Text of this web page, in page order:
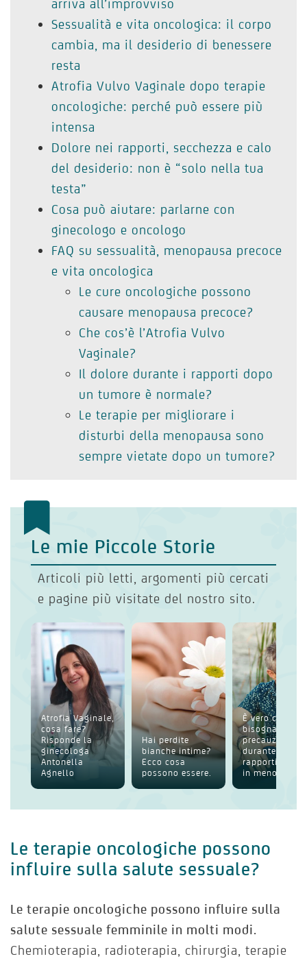
arriva all’improvviso
Sessualità e vita oncologica: il corpo
cambia, ma il desiderio di benessere
resta
Atrofia Vulvo Vaginale dopo terapie
oncologiche: perché può essere più
intensa
Dolore nei rapporti, secchezza e calo
del desiderio: non è “solo nella tua
testa”
Cosa può aiutare: parlarne con
ginecologo e oncologo
FAQ su sessualità, menopausa precoce
e vita oncologica
Le cure oncologiche possono
causare menopausa precoce?
Che cos’è l’Atrofia Vulvo
Vaginale?
Il dolore durante i rapporti dopo
un tumore è normale?
Le terapie per migliorare i
disturbi della menopausa sono
sempre vietate dopo un tumore?
Le mie Piccole Storie
Articoli più letti, argomenti più cercati
e pagine più visitate del nostro sito.
Atrofia Vaginale,
cosa fare?
Risponde la
ginecologa
Antonella
Agnello
Hai perdite
bianche intime?
Ecco cosa
possono essere.
È vero che
bisogna usare
precauzioni
durante i
rapporti anche
in menop...
Le terapie oncologiche possono
influire sulla salute sessuale?
Le terapie oncologiche possono influire sulla
salute sessuale femminile in molti modi.
Chemioterapia, radioterapia, chirurgia, terapie